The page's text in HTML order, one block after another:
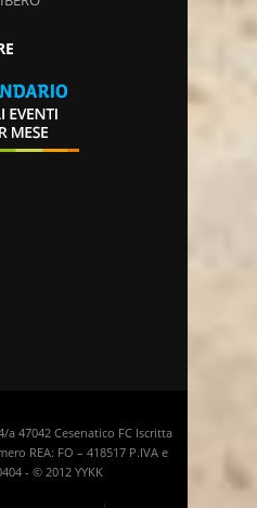
a 47042 Cesenatico FC Iscritta
REA: FO – 418517 P.IVA e
- © 2012 YYKK